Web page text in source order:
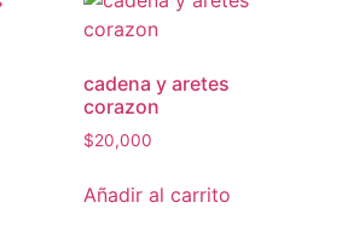
cadena y aretes
corazon
$20,000
Añadir al carrito